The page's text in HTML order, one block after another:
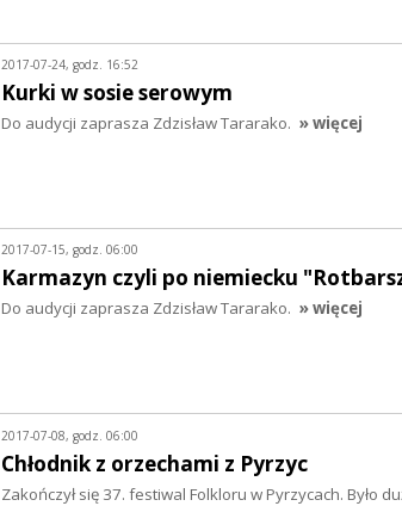
2017-07-24, godz. 16:52
Kurki w sosie serowym
Do audycji zaprasza Zdzisław Tararako. » więcej
2017-07-15, godz. 06:00
Karmazyn czyli po niemiecku
Do audycji zaprasza Zdzisław Tararako. » więcej
2017-07-08, godz. 06:00
Chłodnik z orzechami z Pyrzyc
Zakończył się 37. festiwal Folkloru w Pyrzycach. Było